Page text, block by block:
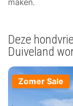
Deze
Duiveland
Zomer Sale